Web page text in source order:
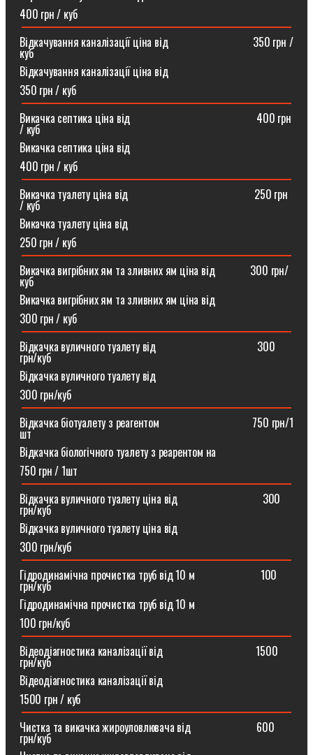
400 грн / куб
Відкачування каналізації ціна від ⠀⠀⠀⠀⠀⠀⠀⠀⠀⠀350 грн /
куб
Відкачування каналізації ціна від
350 грн / куб
Викачка септика ціна від ⠀⠀⠀⠀⠀⠀⠀⠀⠀⠀⠀⠀⠀⠀⠀400 грн
/ куб
Викачка септика ціна від
400 грн / куб
Викачка туалету ціна від ⠀⠀⠀⠀⠀⠀⠀⠀⠀⠀⠀⠀⠀⠀⠀250 грн
/ куб⠀
Викачка туалету ціна від
250 грн / куб
Викачка вигрібних ям та зливних ям ціна від ⠀⠀⠀⠀300 грн/
куб
Викачка вигрібних ям та зливних ям ціна від
300 грн / куб
Відкачка вуличного туалету від ⠀⠀⠀⠀⠀⠀⠀⠀⠀⠀⠀⠀300
грн/куб
Відкачка вуличного туалету від
300 грн/куб
Відкачка біотуалету з реагентом ⠀⠀⠀⠀⠀⠀⠀⠀⠀⠀⠀750 грн/1
шт
Відкачка біологічного туалету з реарентом на
750 грн / 1шт
Відкачка вуличного туалету ціна від ⠀⠀⠀⠀⠀⠀⠀⠀⠀⠀300
грн/куб
Відкачка вуличного туалету ціна від
300 грн/куб
Гідродинамічна прочистка труб від 10 м⠀⠀⠀⠀⠀⠀⠀⠀100
грн/куб
Гідродинамічна прочистка труб від 10 м
100 грн/куб
Відеодіагностика каналізації від ⠀⠀⠀⠀⠀⠀⠀⠀⠀⠀⠀1500
грн/куб
Відеодіагностика каналізації від
1500 грн / куб
Чистка та викачка жироуловлювача від⠀⠀⠀⠀⠀⠀⠀⠀600
грн/куб